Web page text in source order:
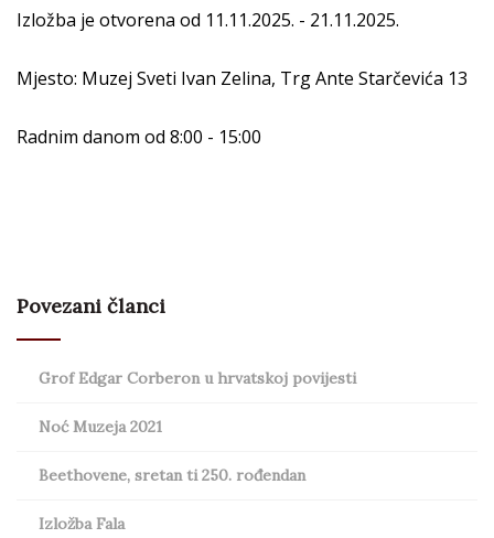
Izložba je otvorena od 11.11.2025. - 21.11.2025.
Mjesto: Muzej Sveti Ivan Zelina, Trg Ante Starčevića 13
Radnim danom od 8:00 - 15:00
Povezani članci
Grof Edgar Corberon u hrvatskoj povijesti
Noć Muzeja 2021
Beethovene, sretan ti 250. rođendan
Izložba Fala